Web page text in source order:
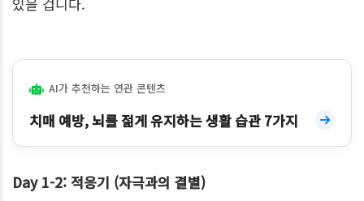
AI가 추천하는 연관 콘텐츠
치매 예방, 뇌를 젊게 유지하는 생활 습관 7가지
Day 1-2: 적응기 (자극과의 결별)